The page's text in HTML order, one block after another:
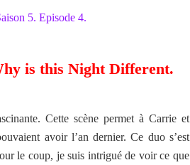
is this Night Different.
Cette scène permet à Carrie et
avoir l’an dernier. Ce duo s’est
le coup, je suis intrigué de voir ce que